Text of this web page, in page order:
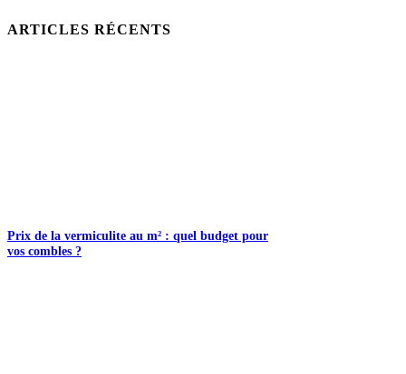
ARTICLES RÉCENTS
Prix de la vermiculite au m² : quel budget pour
vos combles ?